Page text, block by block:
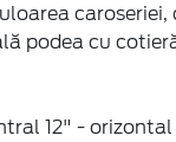
caroseriei,
podea cu
12" - orizontal